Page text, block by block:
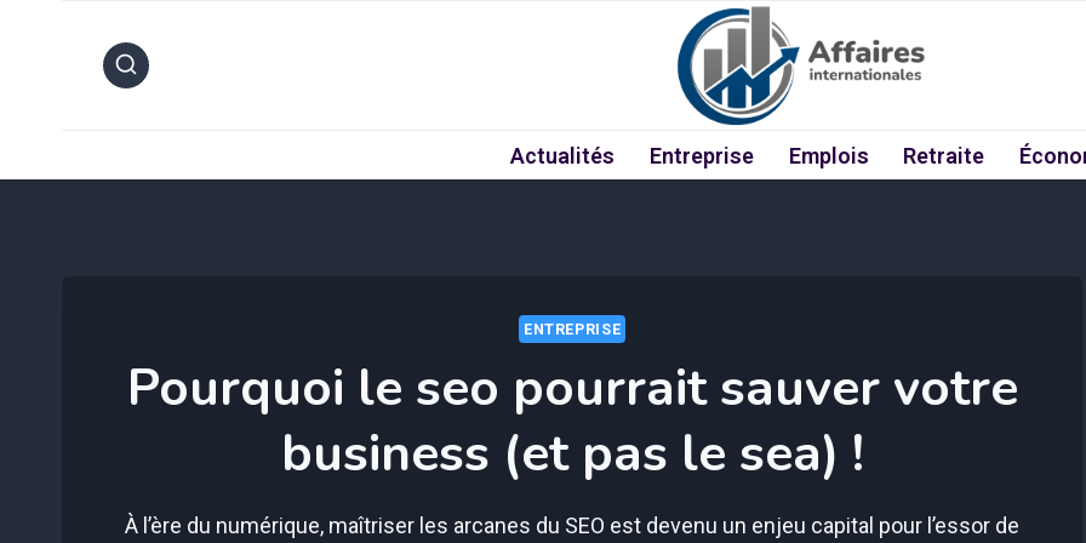
Actualités Entreprise Emplois Retraite
ENTREPRISE
Pourquoi le seo pourrait sauver votre
business (et pas le sea) !
À l’ère du numérique, maîtriser les arcanes du SEO est devenu un enjeu capital pour l’essor de